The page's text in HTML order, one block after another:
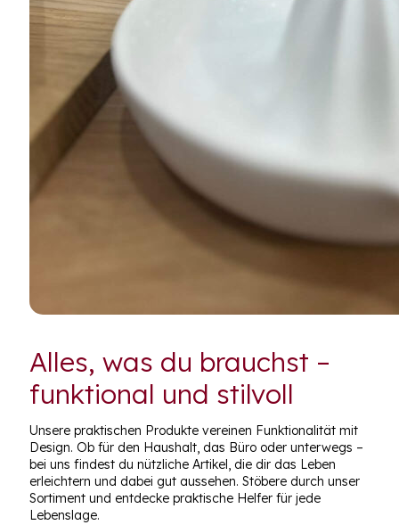
Alles, was du brauchst –
funktional und stilvoll
Unsere praktischen Produkte vereinen Funktionalität mit
Design. Ob für den Haushalt, das Büro oder unterwegs –
bei uns findest du nützliche Artikel, die dir das Leben
erleichtern und dabei gut aussehen. Stöbere durch unser
Sortiment und entdecke praktische Helfer für jede
Lebenslage.